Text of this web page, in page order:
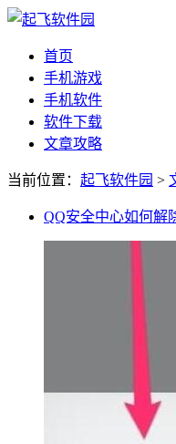
首页
手机游戏
手机软件
软件下载
文章攻略
当前位置： 起飞软件园 >
QQ安全中心如何解